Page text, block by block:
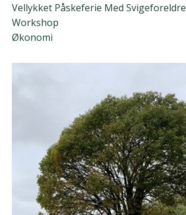
Vellykket Påskeferie Med Svigeforeldre
Workshop
Økonomi